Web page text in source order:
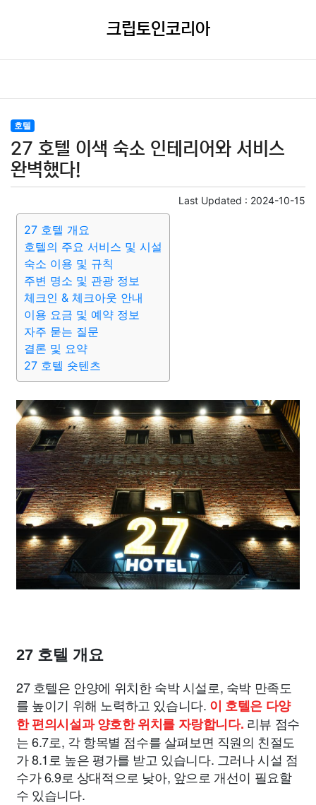
크립토인코리아
호텔
27 호텔 이색 숙소 인테리어와 서비스
완벽했다!
Last Updated : 2024-10-15
27 호텔 개요
호텔의 주요 서비스 및 시설
숙소 이용 및 규칙
주변 명소 및 관광 정보
체크인 & 체크아웃 안내
이용 요금 및 예약 정보
자주 묻는 질문
결론 및 요약
27 호텔 숏텐츠
27 호텔 개요
27 호텔은 안양에 위치한 숙박 시설로, 숙박 만족도
를 높이기 위해 노력하고 있습니다. 이 호텔은 다양
한 편의시설과 양호한 위치를 자랑합니다. 리뷰 점수
는 6.7로, 각 항목별 점수를 살펴보면 직원의 친절도
가 8.1로 높은 평가를 받고 있습니다. 그러나 시설 점
수가 6.9로 상대적으로 낮아, 앞으로 개선이 필요할
수 있습니다.